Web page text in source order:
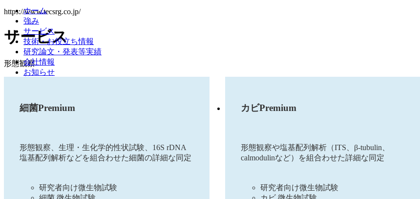
ホーム
強み
サービス
技術・お役立ち情報
研究論文・発表等実績
会社情報
お知らせ
https://www.tecsrg.co.jp/
サービス
形態観察
細菌Premium
形態観察、生理・生化学的性状試験、16S rDNA
塩基配列解析などを組合わせた細菌の詳細な同定
研究者向け微生物試験
カビPremium
形態観察や塩基配列解析（ITS、β-tubulin、
calmodulinなど）を組合わせた詳細な同定
研究者向け微生物試験